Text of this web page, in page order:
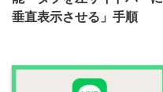
垂直表示させる」手順